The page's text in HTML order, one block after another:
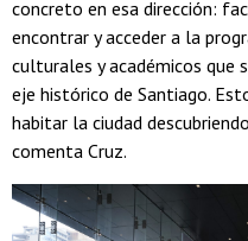
concreto en esa dirección:
encontrar y acceder a la
culturales y académicos que
eje histórico de Santiago.
habitar la ciudad
comenta Cruz.